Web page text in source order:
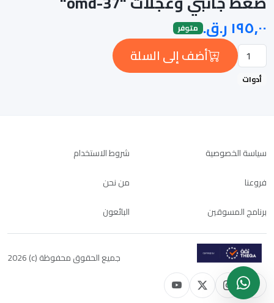
متوفر
أضف إلى السلة
أدوات
سياسة الخصوصية
شروط الاستخدام
فروعنا
من نحن
برنامج المسوقين
البائعون
جميع الحقوق محفوظة (c) 2026